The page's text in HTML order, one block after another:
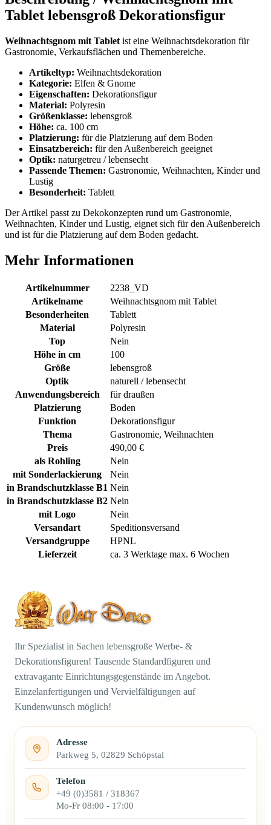
Tablet lebensgroß Dekorationsfigur
Weihnachtsgnom mit Tablet ist eine Weihnachtsdekoration für
Gastronomie, Verkaufsflächen und Themenbereiche.
Artikeltyp: Weihnachtsdekoration
Kategorie: Elfen & Gnome
Eigenschaften: Dekorationsfigur
Material: Polyresin
Größenklasse: lebensgroß
Höhe: ca. 100 cm
Platzierung: für die Platzierung auf dem Boden
Einsatzbereich: für den Außenbereich geeignet
Optik: naturgetreu / lebensecht
Passende Themen: Gastronomie, Weihnachten, Kinder und
Lustig
Besonderheit: Tablett
Der Artikel passt zu Dekokonzepten rund um Gastronomie,
Weihnachten, Kinder und Lustig, eignet sich für den Außenbereich
und ist für die Platzierung auf dem Boden gedacht.
Mehr Informationen
Artikelnummer
2238_VD
Artikelname
Weihnachtsgnom mit Tablet
Besonderheiten
Tablett
Material
Polyresin
Top
Nein
Höhe in cm
100
Größe
lebensgroß
Optik
naturell / lebensecht
Anwendungsbereich
für draußen
Platzierung
Boden
Funktion
Dekorationsfigur
Thema
Gastronomie, Weihnachten
Preis
490,00 €
als Rohling
Nein
mit Sonderlackierung
Nein
in Brandschutzklasse B1 Nein
in Brandschutzklasse B2 Nein
mit Logo
Nein
Versandart
Speditionsversand
Versandgruppe
HPNL
Lieferzeit
ca. 3 Werktage max. 6 Wochen
Ihr Spezialist in Sachen lebensgroße Werbe- &
Dekorationsfiguren! Tausende Standardfiguren und
extravagante Einrichtungsgegenstände im Angebot.
Einzelanfertigungen und Vervielfältigungen auf
Kundenwunsch möglich!
Adresse
Parkweg 5, 02829 Schöpstal
Telefon
+49 (0)3581 / 318367
Mo-Fr 08:00 - 17:00